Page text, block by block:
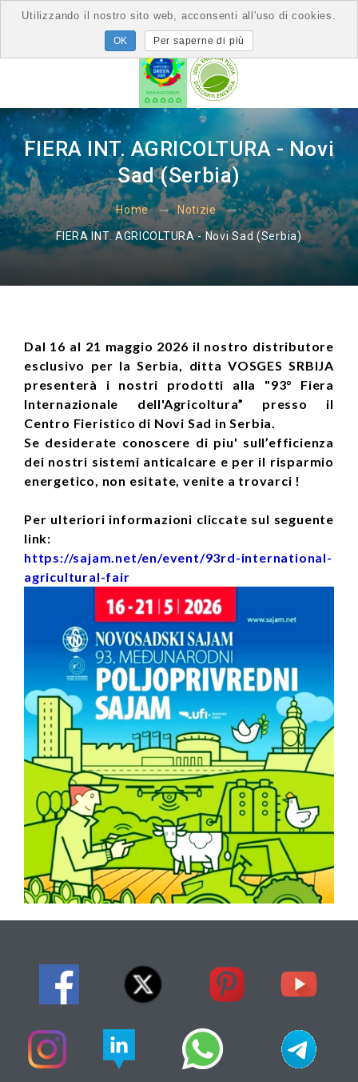
FIERA INT. AGRICOLTURA - Novi
Sad (Serbia)
Home Notizie
FIERA INT. AGRICOLTURA - Novi Sad (Serbia)
Dal 16 al 21 maggio 2026 il nostro distributore
esclusivo per la Serbia, ditta VOSGES SRBIJA
presenterà i nostri prodotti alla "93° Fiera
Internazionale dell'Agricoltura” presso il
Centro Fieristico di Novi Sad in Serbia.
Se desiderate conoscere di piu' sull’efficienza
dei nostri sistemi anticalcare e per il risparmio
energetico, non esitate, venite a trovarci !
Per ulteriori informazioni cliccate sul seguente
link:
https://sajam.net/en/event/93rd-international-
agricultural-fair
Utilizzando il nostro sito web, acconsenti all'uso di cookies.
Per saperne di più